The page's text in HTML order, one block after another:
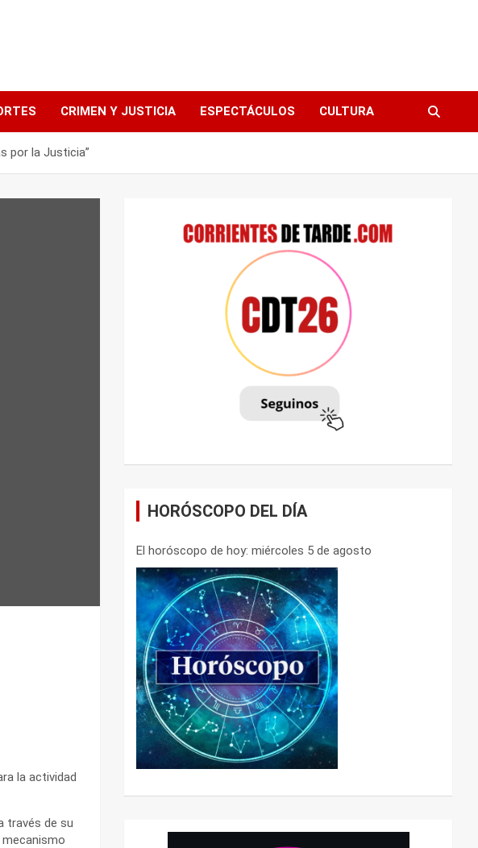
CRIMEN Y JUSTICIA ESPECTÁCULOS CULTURA
por la Justicia”
la actividad
través de su
mecanismo
HORÓSCOPO DEL DÍA
El horóscopo de hoy: miércoles 5 de agosto